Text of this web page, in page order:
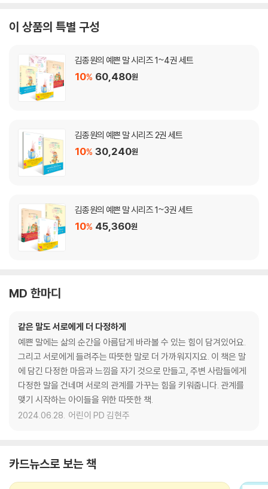
이 상품의 특별 구성
김종원의 예쁜 말 시리즈 1~4권 세트
10% 60,480원
김종원의 예쁜 말 시리즈 2권 세트
10% 30,240원
김종원의 예쁜 말 시리즈 1~3권 세트
10% 45,360원
MD 한마디
같은 말도 서로에게 더 다정하게
예쁜 말에는 삶의 순간을 아름답게 바라볼 수 있는 힘이 담겨있어요.
그리고 서로에게 들려주는 따뜻한 말로 더 가까워지지요. 이 책은 말
에 담긴 다정한 마음과 느낌을 자기 것으로 만들고, 주변 사람들에게
다정한 말을 건네며 서로의 관계를 가꾸는 힘을 키워줍니다. 관계를
맺기 시작하는 아이들을 위한 따뜻한 책.
2024.06.28. 어린이 PD 김현주
카드뉴스로 보는 책